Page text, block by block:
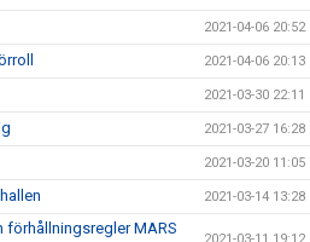
2021-04-06 20:52
2021-04-06 20:13
2021-03-30 22:11
2021-03-27 16:28
2021-03-20 11:05
2021-03-14 13:28
MARS